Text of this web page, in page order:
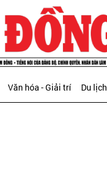
Văn hóa - Giải trí Du lịch